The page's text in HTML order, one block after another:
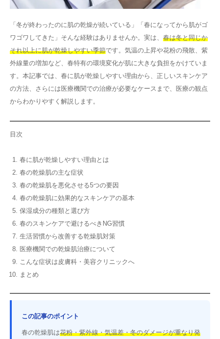
「冬が終わったのに肌の乾燥が続いている」「春になってから肌がゴ
ワゴワしてきた」そんな経験はありませんか。実は、 春は冬と同じか
それ以上に肌が乾燥しやすい季節です。気温の上昇や花粉の飛散、紫
外線量の増加など、春特有の環境変化が肌に大きな負担をかけていま
す。本記事では、春に肌が乾燥しやすい理由から、正しいスキンケア
の方法、さらには医療機関での治療が必要なケースまで、医療の観点
からわかりやすく解説します。
目次
春に肌が乾燥しやすい理由とは
春の乾燥肌の主な症状
春の乾燥肌を悪化させる5つの要因
春の乾燥肌に効果的なスキンケアの基本
保湿成分の種類と選び方
春のスキンケアで避けるべきNG習慣
生活習慣から改善する乾燥肌対策
医療機関での乾燥肌治療について
こんな症状は皮膚科・美容クリニックへ
まとめ
この記事のポイント
春の乾燥肌は花粉・紫外線・気温差・冬のダメージが重なり発
简体中文 한국어 日本語 Español
English